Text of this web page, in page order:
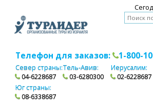
Телефон для заказов: 1-800-
Север страны:
04-6228687
Тель-Авив:
03-6280300
Иерусалим:
02-6228687
Юг страны:
08-6338687